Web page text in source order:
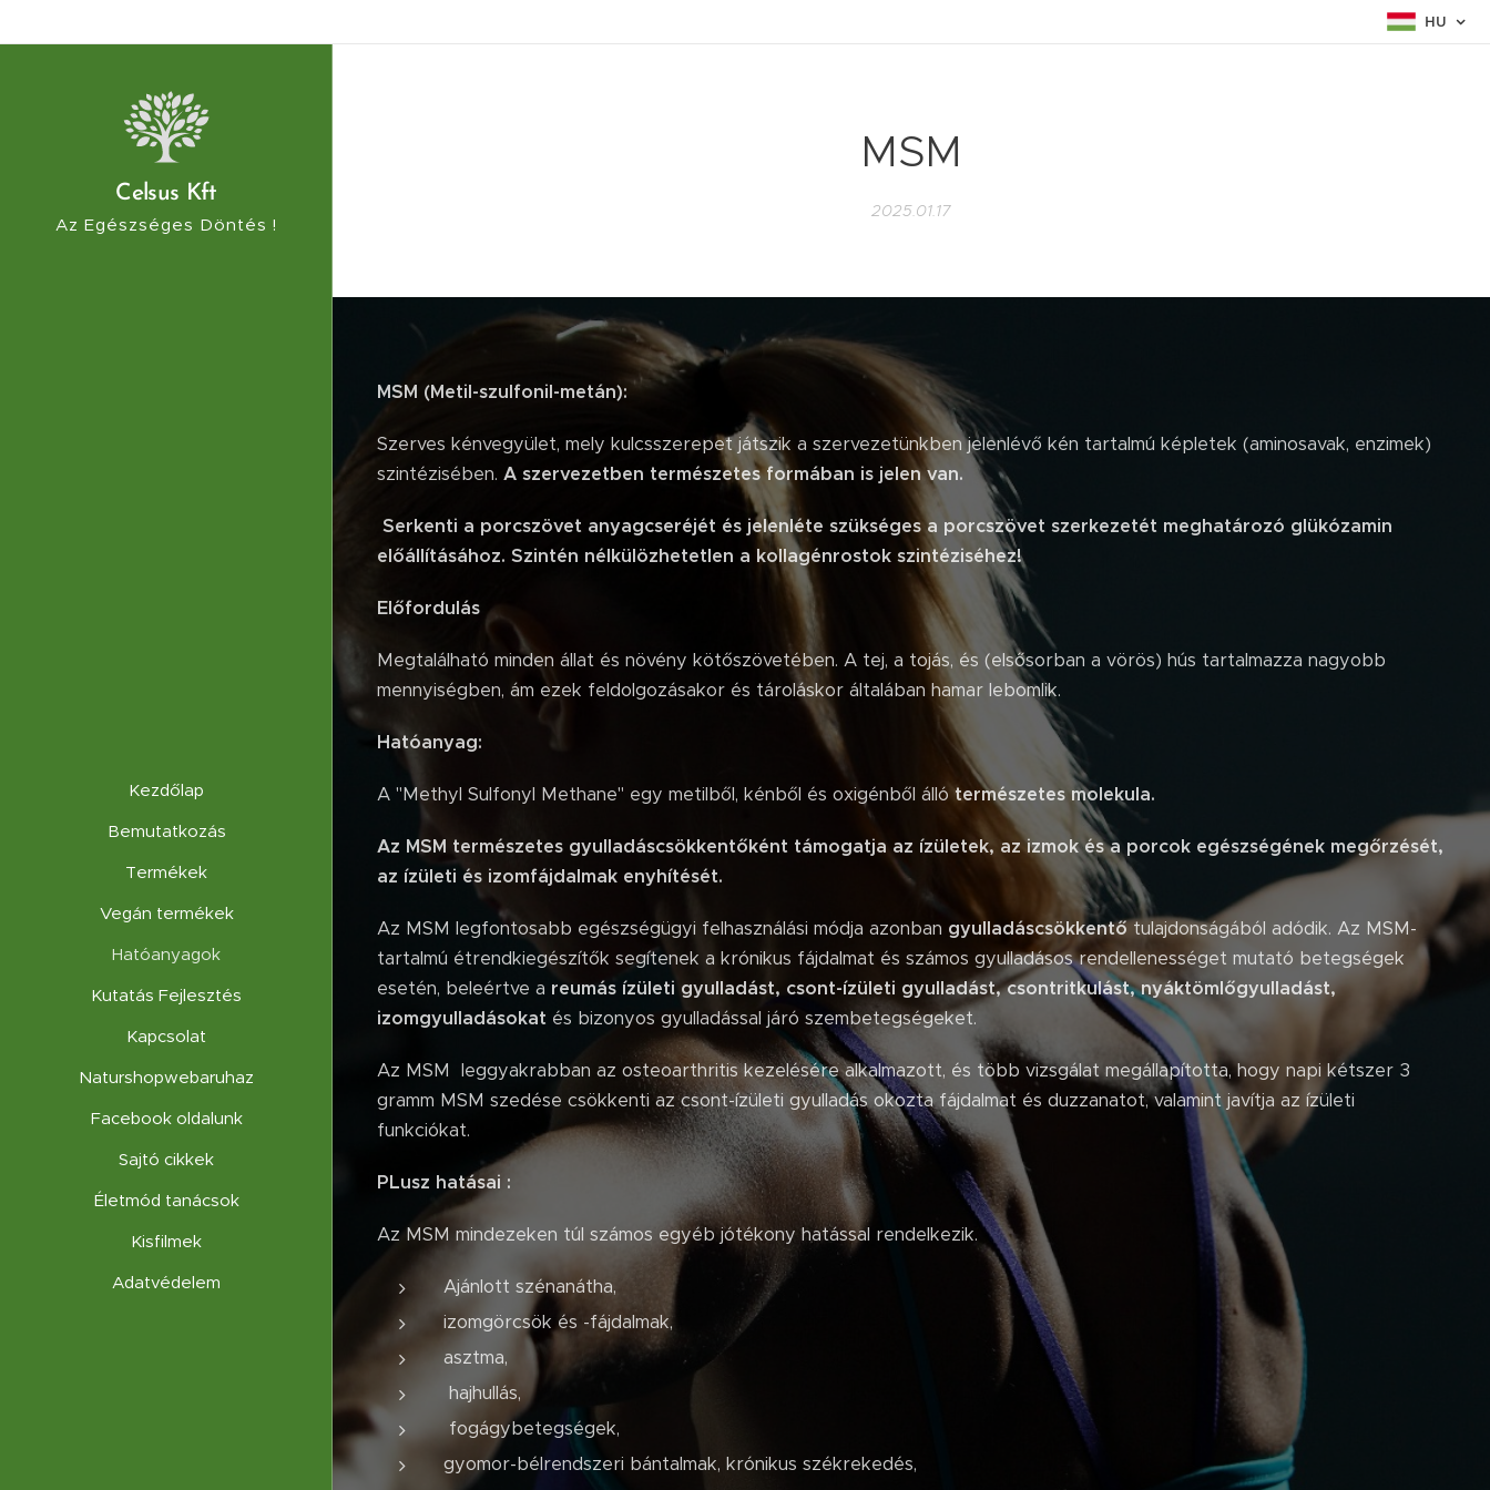
HU
Celsus Kft
Az Egészséges Döntés !
Kezdőlap
Bemutatkozás
Termékek
Vegán termékek
Hatóanyagok
Kutatás Fejlesztés
Kapcsolat
Naturshopwebaruhaz
Facebook oldalunk
Sajtó cikkek
Életmód tanácsok
Kisfilmek
Adatvédelem
MSM
2025.01.17
MSM (Metil-szulfonil-metán):
Szerves kénvegyület, mely kulcsszerepet játszik a szervezetünkben jelenlévő kén tartalmú képletek (aminosavak, enzimek)
szintézisében. A szervezetben természetes formában is jelen van.
Serkenti a porcszövet anyagcseréjét és jelenléte szükséges a porcszövet szerkezetét meghatározó glükózamin
előállításához. Szintén nélkülözhetetlen a kollagénrostok szintéziséhez!
Előfordulás
Megtalálható minden állat és növény kötőszövetében. A tej, a tojás, és (elsősorban a vörös) hús tartalmazza nagyobb
mennyiségben, ám ezek feldolgozásakor és tároláskor általában hamar lebomlik.
Hatóanyag:
A "Methyl Sulfonyl Methane" egy metilből, kénből és oxigénből álló természetes molekula.
Az MSM természetes gyulladáscsökkentőként támogatja az ízületek, az izmok és a porcok egészségének megőrzését,
az ízületi és izomfájdalmak enyhítését.
Az MSM legfontosabb egészségügyi felhasználási módja azonban gyulladáscsökkentő tulajdonságából adódik. Az MSM-
tartalmú étrendkiegészítők segítenek a krónikus fájdalmat és számos gyulladásos rendellenességet mutató betegségek
esetén, beleértve a reumás ízületi gyulladást, csont-ízületi gyulladást, csontritkulást,nyáktömlőgyulladást,
izomgyulladásokat és bizonyos gyulladással járó szembetegségeket.
Az MSM leggyakrabban az osteoarthritis kezelésére alkalmazott, és több vizsgálat megállapította, hogy napi kétszer 3
gramm MSM szedése csökkenti az csont-ízületi gyulladás okozta fájdalmat és duzzanatot, valamint javítja az ízületi
funkciókat.
PLusz hatásai :
Az MSM mindezeken túl számos egyéb jótékony hatással rendelkezik.
Ajánlott szénanátha,
izomgörcsök és -fájdalmak,
asztma,
hajhullás,
fogágybetegségek,
gyomor-bélrendszeri bántalmak, krónikus székrekedés,